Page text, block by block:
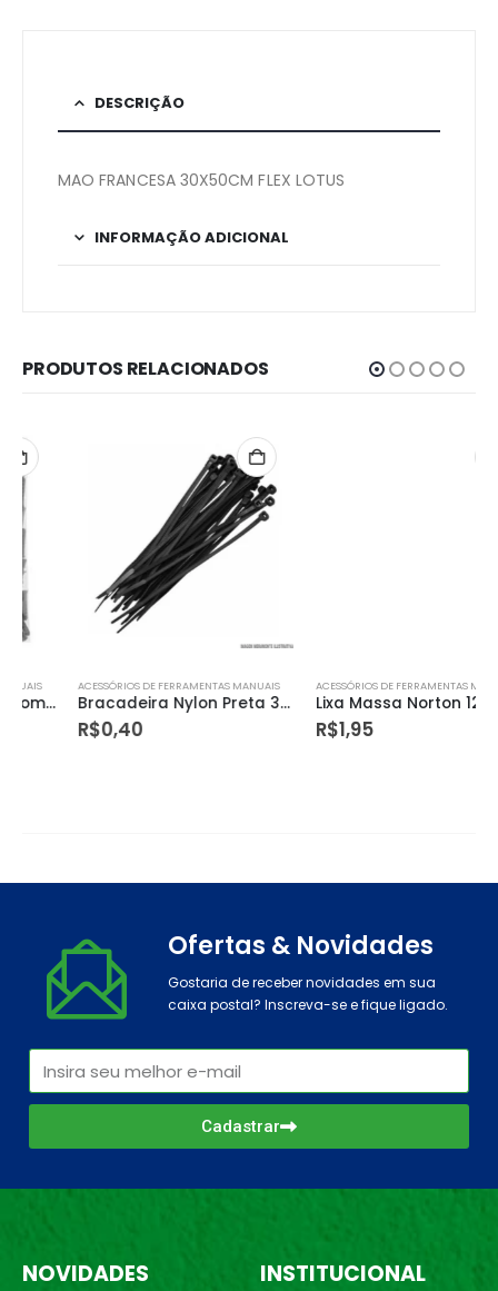
DESCRIÇÃO
MAO FRANCESA 30X50CM FLEX LOTUS
INFORMAÇÃO ADICIONAL
PRODUTOS RELACIONADOS
ACESSÓRIOS DE FERRAMENTAS MANUAIS
Bracadeira Nylon Preta 300×4,8mm 100pc Frontec
0,40
ACESSÓRIOS DE FERRAMENTAS MANUAIS
Lixa Massa Norton 120 A257 com 50 Peças
1,95
Ofertas & Novidades
Gostaria de receber novidades em sua
caixa postal? Inscreva-se e fique ligado.
Cadastrar
NOVIDADES INSTITUCIONAL